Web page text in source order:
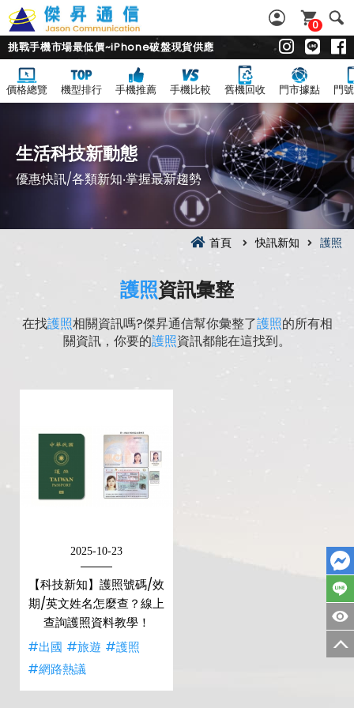
0
挑戰手機市場最低價~iPhone破盤現貨供應
價格總覽 機型排行 手機推薦 手機比較 舊機回收 門市據點 門
生活科技新動態
優惠快訊/各類新知‧掌握最新趨勢
首頁 快訊新知 護照
護照資訊彙整
在找護照相關資訊嗎?傑昇通信幫你彙整了護照的所有相
關資訊，你要的護照資訊都能在這找到。
2025-10-23
【科技新知】護照號碼/效
期/英文姓名怎麼查？線上
查詢護照資料教學！
#出國 #旅遊 #護照
#網路熱議